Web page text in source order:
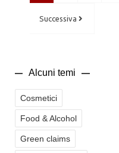
Successiva
Alcuni temi
Cosmetici
Food & Alcohol
Green claims